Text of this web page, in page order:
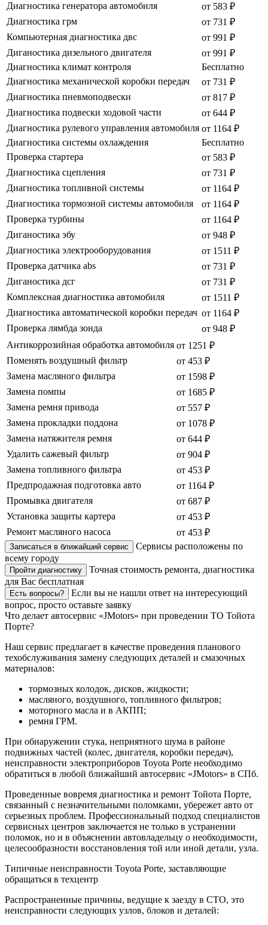
Диагностика генератора автомобиля
от 583 ₽
Диагностика грм
от 731 ₽
Компьютерная диагностика двс
от 991 ₽
Диганостика дизельного двигателя
от 991 ₽
Диагностика климат контроля
Бесплатно
Диагностика механической коробки передач
от 731 ₽
Диагностика пневмоподвески
от 817 ₽
Диагностика подвески ходовой части
от 644 ₽
Диагностика рулевого управления автомобиля от 1164 ₽
Диагностика системы охлаждения
Бесплатно
Проверка стартера
от 583 ₽
Диагностика сцепления
от 731 ₽
Диагностика топливной системы
от 1164 ₽
Диагностика тормозной системы автомобиля
от 1164 ₽
Проверка турбины
от 1164 ₽
Диганостика эбу
от 948 ₽
Диагностика электрооборудования
от 1511 ₽
Проверка датчика abs
от 731 ₽
Диганостика дсг
от 731 ₽
Комплексная диагностика автомобиля
от 1511 ₽
Диагностика автоматической коробки передач от 1164 ₽
Проверка лямбда зонда
от 948 ₽
Антикоррозийная обработка автомобиля от 1251 ₽
Поменять воздушный фильтр
от 453 ₽
Замена масляного фильтра
от 1598 ₽
Замена помпы
от 1685 ₽
Замена ремня привода
от 557 ₽
Замена прокладки поддона
от 1078 ₽
Замена натяжителя ремня
от 644 ₽
Удалить сажевый фильтр
от 904 ₽
Замена топливного фильтра
от 453 ₽
Предпродажная подготовка авто
от 1164 ₽
Промывка двигателя
от 687 ₽
Установка защиты картера
от 453 ₽
Ремонт масляного насоса
от 453 ₽
Записаться в ближайший сервис
Сервисы расположены по
всему городу
Пройти диагностику
Точная стоимость ремонта, диагностика
для Вас бесплатная
Есть вопросы?
Если вы не нашли ответ на интересующий
вопрос, просто оставьте заявку
Что делает автосервис «JMotors» при проведении ТО Тойота
Порте?
Наш сервис предлагает в качестве проведения планового
техобслуживания замену следующих деталей и смазочных
материалов:
тормозных колодок, дисков, жидкости;
масляного, воздушного, топливного фильтров;
моторного масла и в АКПП;
ремня ГРМ.
При обнаружении стука, неприятного шума в районе
подвижных частей (колес, двигателя, коробки передач),
неисправности электроприборов Toyota Porte необходимо
обратиться в любой ближайший автосервис «JMotors» в СПб.
Проведенные вовремя диагностика и ремонт Тойота Порте,
связанный с незначительными поломками, убережет авто от
серьезных проблем. Профессиональный подход специалистов
сервисных центров заключается не только в устранении
поломок, но и в объяснении автовладельцу о необходимости,
целесообразности восстановления той или иной детали, узла.
Типичные неисправности Toyota Porte, заставляющие
обращаться в техцентр
Распространенные причины, ведущие к заезду в СТО, это
неисправности следующих узлов, блоков и деталей: